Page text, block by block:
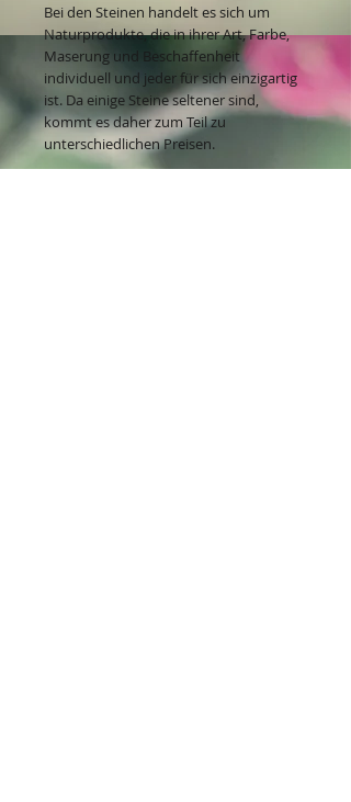
Bei den Steinen handelt es sich um
Naturprodukte, die in ihrer Art, Farbe,
Maserung und Beschaffenheit
individuell und jeder für sich einzigartig
ist. Da einige Steine seltener sind,
kommt es daher zum Teil zu
unterschiedlichen Preisen.